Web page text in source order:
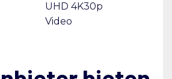
UHD 4K30p
Video